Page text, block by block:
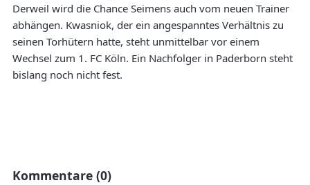
Derweil wird die Chance Seimens auch vom neuen Trainer
abhängen. Kwasniok, der ein angespanntes Verhältnis zu
seinen Torhütern hatte, steht unmittelbar vor einem
Wechsel zum 1. FC Köln. Ein Nachfolger in Paderborn steht
bislang noch nicht fest.
Kommentare (0)